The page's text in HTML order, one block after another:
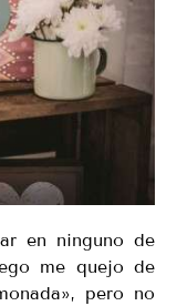
en ninguno de
me quejo de
pero no